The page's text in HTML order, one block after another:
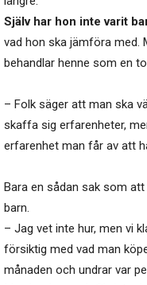
Själv har hon inte varit
vad hon ska jämföra med.
behandlar henne som en
– Folk säger att man ska
skaffa sig erfarenheter,
erfarenhet man får av att
Bara en sådan sak som
barn.
– Jag vet inte hur, men vi
försiktig med vad man
månaden och undrar var